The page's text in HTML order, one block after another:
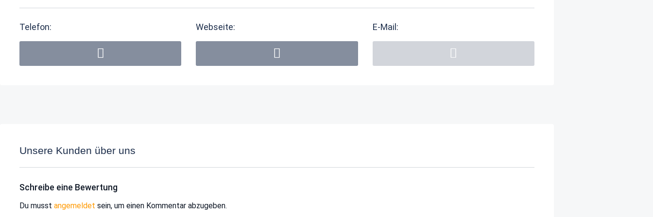
Telefon: Webseite: E-Mail:
Unsere Kunden über uns
Schreibe eine Bewertung
Du musst angemeldet sein, um einen Kommentar abzugeben.